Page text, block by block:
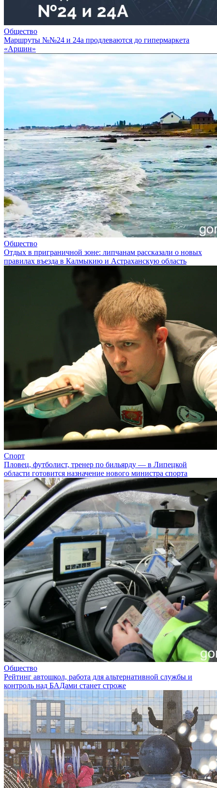
Общество
Маршруты №№24 и 24а продлеваются до гипермаркета
«Аршин»
Общество
Отдых в приграничной зоне: липчанам рассказали о новых
правилах въезда в Калмыкию и Астраханскую область
Спорт
Пловец, футболист, тренер по бильярду — в Липецкой
области готовится назначение нового министра спорта
Общество
Рейтинг автошкол, работа для альтернативной службы и
контроль над БАДами станет строже